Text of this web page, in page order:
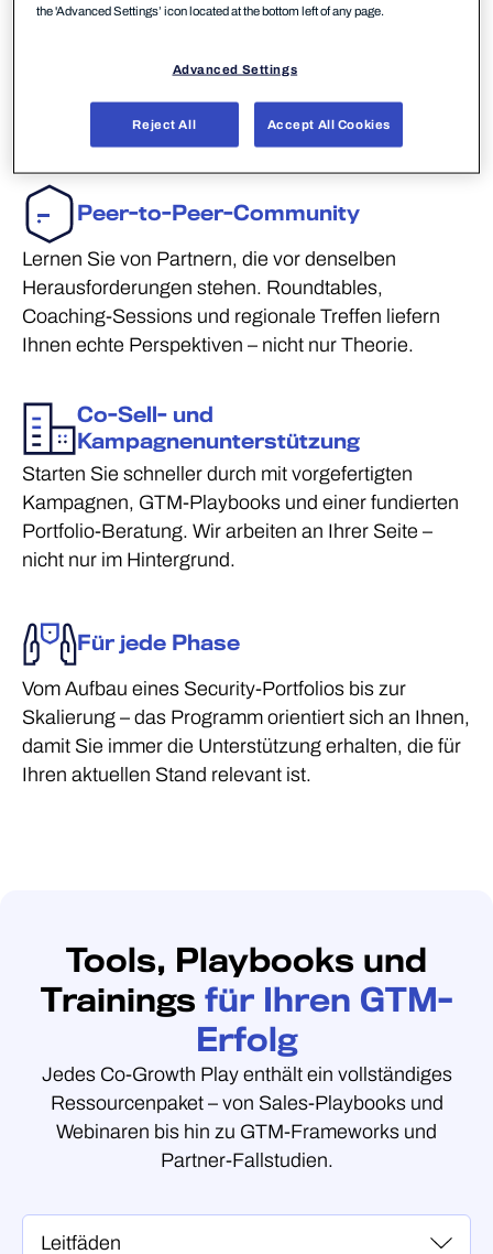
überzeugend zu pitchen. Unser
Training hilft Ihrem Team, Vertriebsgespräche
erfolgreich zu führen und mehr Deals
abzuschließen.
Peer-to-Peer-Community
Lernen Sie von Partnern, die vor denselben
Herausforderungen stehen. Roundtables,
Coaching-Sessions und regionale Treffen liefern
Ihnen echte Perspektiven – nicht nur Theorie.
Co-Sell- und
Kampagnenunterstützung
Starten Sie schneller durch mit vorgefertigten
Kampagnen, GTM-Playbooks und einer fundierten
Portfolio-Beratung. Wir arbeiten an Ihrer Seite –
nicht nur im Hintergrund.
Für jede Phase
Vom Aufbau eines Security-Portfolios bis zur
Skalierung – das Programm orientiert sich an Ihnen,
damit Sie immer die Unterstützung erhalten, die für
Ihren aktuellen Stand relevant ist.
Tools, Playbooks und
Trainings für Ihren GTM-
Erfolg
Jedes Co-Growth Play enthält ein vollständiges
Ressourcenpaket – von Sales-Playbooks und
Webinaren bis hin zu GTM-Frameworks und
Partner-Fallstudien.
the 'Advanced Settings’ icon located at the bottom left of any page.
Advanced Settings
Reject All Accept All Cookies